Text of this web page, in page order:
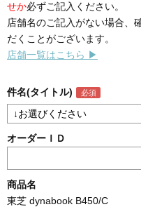
せか必ずご記入ください。
店舗名のご記入がない場合、
だくことがございます。
店舗一覧はこちら ▶
件名(タイトル)
オーダーＩＤ
商品名
東芝 dynabook B450/C